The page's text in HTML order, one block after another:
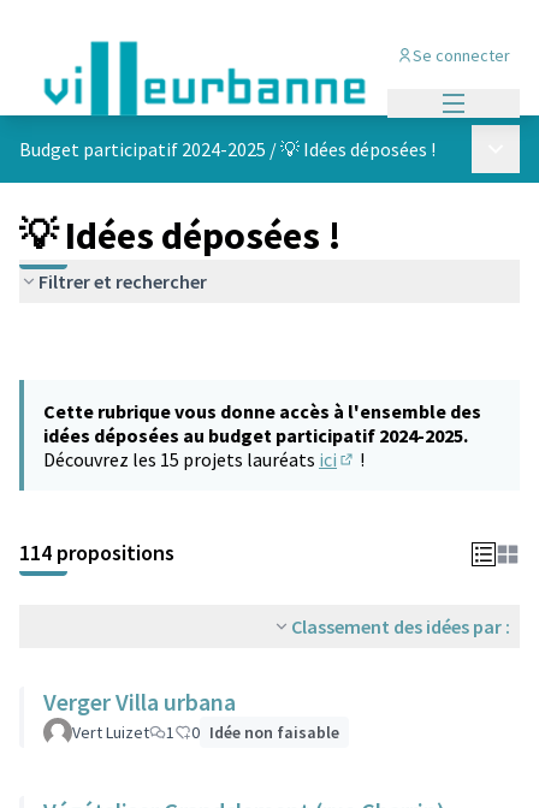
Se connecter
Budget participatif 2024-2025 /💡 Idées déposées !
💡 Idées déposées !
Filtrer et rechercher
Cette rubrique vous donne accès à l'ensemble des
idées déposées au budget participatif 2024-2025.
Découvrez les 15 projets lauréats ici !
114 propositions
Classement des idées par :
Verger Villa urbana
Vert Luizet 1 0 Idée non faisable